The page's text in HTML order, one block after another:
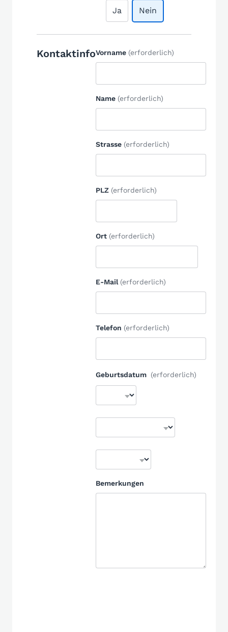
Ja Nein
KontaktinfoVorname (erforderlich)
Name (erforderlich)
Strasse (erforderlich)
PLZ (erforderlich)
Ort (erforderlich)
E-Mail (erforderlich)
Telefon (erforderlich)
Geburtsdatum (erforderlich)
Bemerkungen